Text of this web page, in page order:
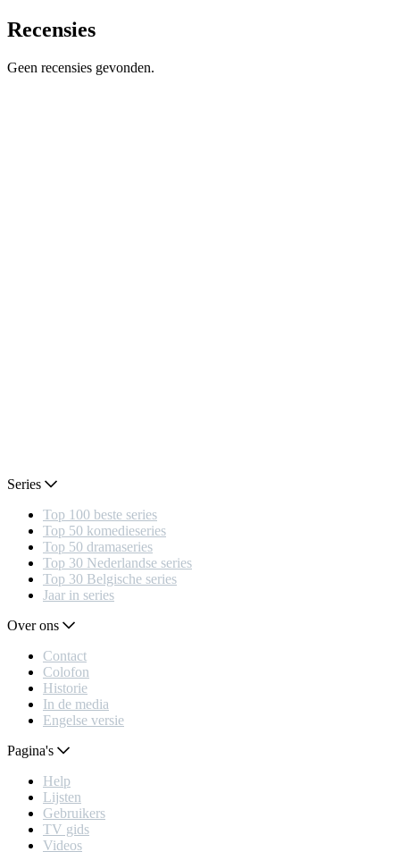
Recensies
Geen recensies gevonden.
Series
Top 100 beste series
Top 50 komedieseries
Top 50 dramaseries
Top 30 Nederlandse series
Top 30 Belgische series
Jaar in series
Over ons
Contact
Colofon
Historie
In de media
Engelse versie
Pagina's
Help
Lijsten
Gebruikers
TV gids
Videos